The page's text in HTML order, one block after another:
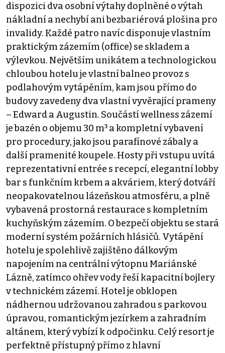
dispozici dva osobní výtahy doplněné o výtah
nákladní a nechybí ani bezbariérová plošina pro
invalidy. Každé patro navíc disponuje vlastním
praktickým zázemím (office) se skladem a
výlevkou. Největším unikátem a technologickou
chloubou hotelu je vlastní balneo provoz s
podlahovým vytápěním, kam jsou přímo do
budovy zavedeny dva vlastní vyvěrající prameny
– Edward a Augustin. Součástí wellness zázemí
je bazén o objemu 30 m³ a kompletní vybavení
pro procedury, jako jsou parafínové zábaly a
další pramenité koupele. Hosty při vstupu uvítá
reprezentativní entrée s recepcí, elegantní lobby
bar s funkčním krbem a akváriem, který dotváří
neopakovatelnou lázeňskou atmosféru, a plně
vybavená prostorná restaurace s kompletním
kuchyňským zázemím. O bezpečí objektu se stará
moderní systém požárních hlásičů. Vytápění
hotelu je spolehlivě zajištěno dálkovým
napojením na centrální výtopnu Mariánské
Lázně, zatímco ohřev vody řeší kapacitní bojlery
v technickém zázemí. Hotel je obklopen
nádhernou udržovanou zahradou s parkovou
úpravou, romantickým jezírkem a zahradním
altánem, který vybízí k odpočinku. Celý resort je
perfektně přístupný přímo z hlavní